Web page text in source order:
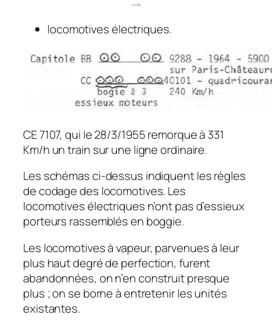
locomotives électriques.
CE 7107, qui Ie 28/3/1955 remorque à 331
Km/h un train sur une ligne ordinaire.
Les schémas ci-dessus indiquent les règles
de codage des locomotives. Les
locomotives électriques n’ont pas d’essieux
porteurs rassemblés en boggie.
Les locomotives à vapeur, parvenues à leur
plus haut degréde perfection, furent
abandonnées, on n’en construit presque
plus ; on se borne à entretenir les unités
existantes.